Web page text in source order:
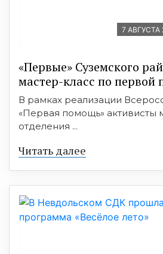
7 АВГУСТА
«Первые» Суземского
мастер-класс по
В рамках реализации
«Первая помощь» активисты
отделения ...
Читать далее